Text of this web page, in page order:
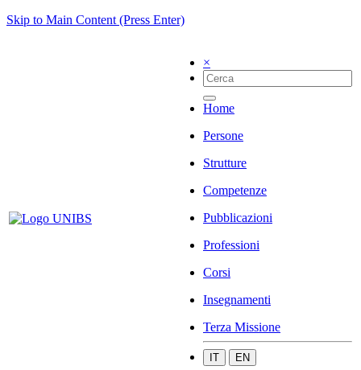
Skip to Main Content (Press Enter)
×
Home
Persone
Strutture
Competenze
Pubblicazioni
Professioni
Corsi
Insegnamenti
Terza Missione
IT EN